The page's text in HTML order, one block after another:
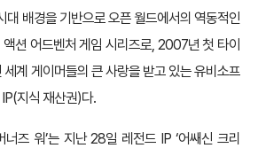
대 배경을 기반으로 오픈 월드에서의 역동적인
션 어드벤처 게임 시리즈로, 2007년 첫 타이
계 게이머들의 큰 사랑을 받고 있는 유비소프
지식 재산권)다.
즈 워’는 지난 28일 레전드 IP ‘어쌔신 크리